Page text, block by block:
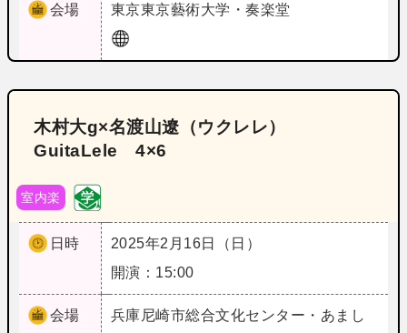
会場 東京東京藝術大学・奏楽堂
木村大g×名渡山遼（ウクレレ）
GuitaLele 4×6
室内楽
日時
2025年2月16日（日）
開演：15:00
会場 兵庫尼崎市総合文化センター・あまし